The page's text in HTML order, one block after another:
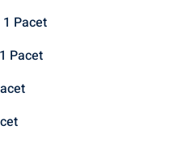
Pacet
Pacet